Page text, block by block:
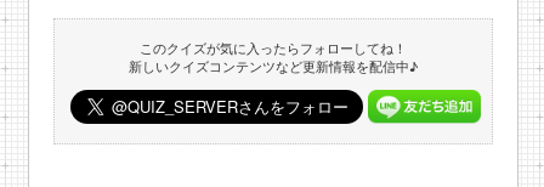
このクイズが気に入ったらフォローしてね！
新しいクイズコンテンツなど更新情報を配信中♪